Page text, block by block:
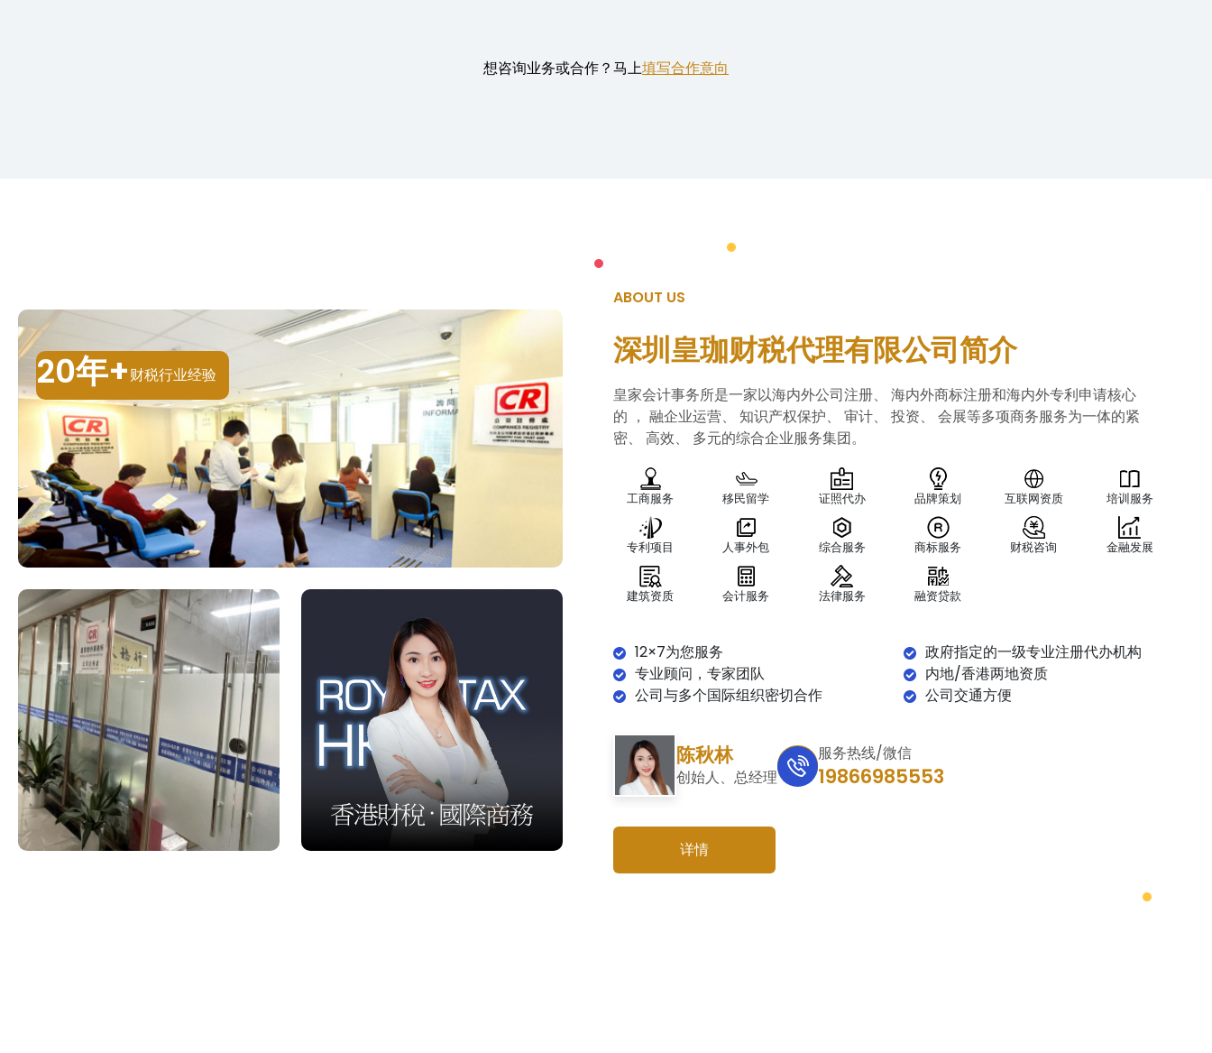
想咨询业务或合作？马上填写合作意向
20年+财税行业经验
ABOUT US
深圳皇珈财税代理有限公司简介
皇家会计事务所是一家以海内外公司注册、 海内外商标注册和海内外专利申请核心
的 ， 融企业运营、 知识产权保护、 审计、 投资、 会展等多项商务服务为一体的紧
密、 高效、 多元的综合企业服务集团。
工商服务 移民留学 证照代办 品牌策划 互联网资质 培训服务
专利项目 人事外包 综合服务 商标服务 财税咨询 金融发展
建筑资质 会计服务 法律服务 融资贷款
12×7为您服务
政府指定的一级专业注册代办机构
专业顾问，专家团队
内地/香港两地资质
公司与多个国际组织密切合作
公司交通方便
陈秋林
创始人、总经理
服务热线/微信
19866985553
详情